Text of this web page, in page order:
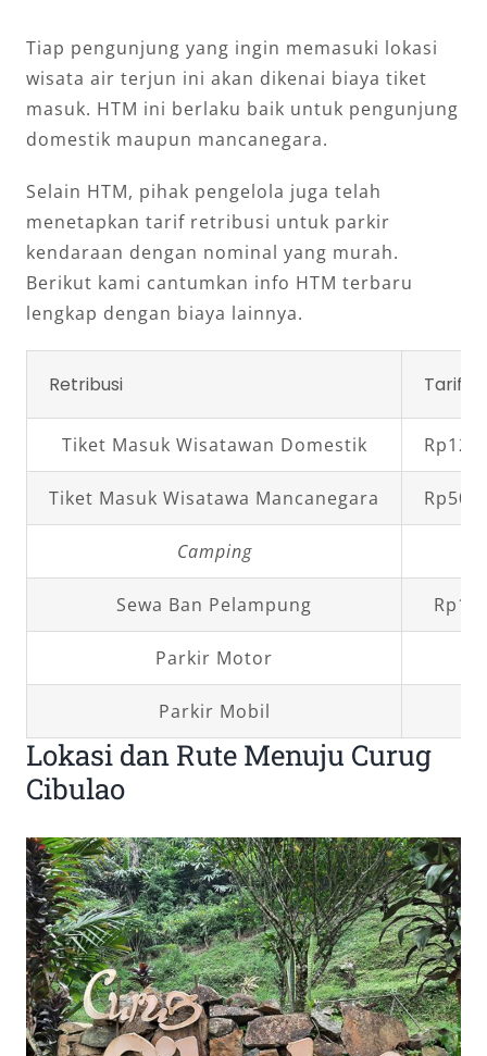
Tiap pengunjung yang ingin memasuki lokasi
wisata air terjun ini akan dikenai biaya tiket
masuk. HTM ini berlaku baik untuk pengunjung
domestik maupun mancanegara.
Selain HTM, pihak pengelola juga telah
menetapkan tarif retribusi untuk parkir
kendaraan dengan nominal yang murah.
Berikut kami cantumkan info HTM terbaru
lengkap dengan biaya lainnya.
Retribusi Tarif
Tiket Masuk Wisatawan Domestik
Tiket Masuk Wisatawa Mancanegara
Camping
Sewa Ban Pelampung
Parkir Motor
Parkir Mobil
Lokasi dan Rute Menuju Curug
Cibulao